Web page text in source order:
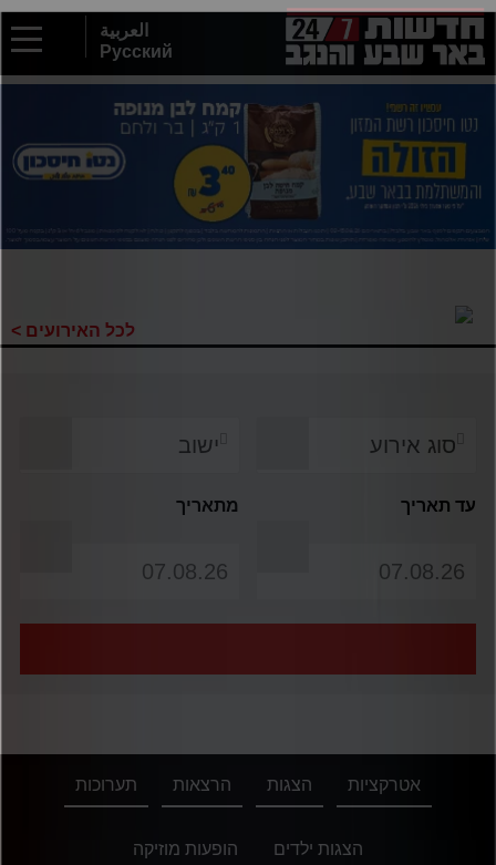
العربية
Русский
לכל האירועים >
ישוב סוג אירוע
מתאריך עד תאריך
אטרקציות הצגות הרצאות תערוכות
הצגות ילדים הופעות מוזיקה
2